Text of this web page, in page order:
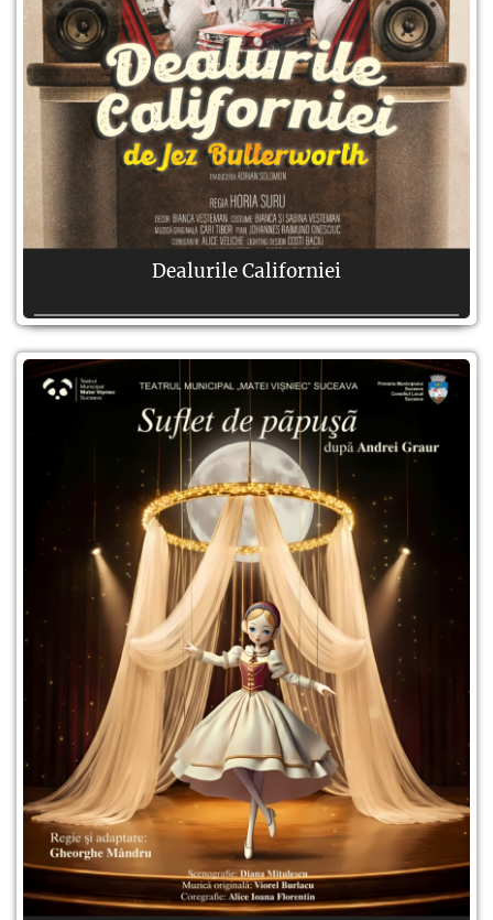
Dealurile Californiei
Autor:Jez Butterworth
Regie:Horia Suru